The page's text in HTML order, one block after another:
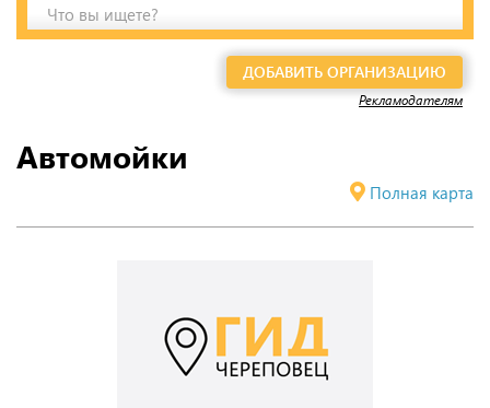
Что вы ищете?
ДОБАВИТЬ ОРГАНИЗАЦИЮ
Рекламодателям
Автомойки
Полная карта